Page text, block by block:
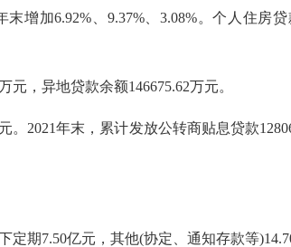
增加6.92%、9.37%、3.08%。个人住房
，异地贷款余额146675.62万元。
2021年末，累计发放公转商贴息贷款
期7.50亿元，其他(协定、通知存款等